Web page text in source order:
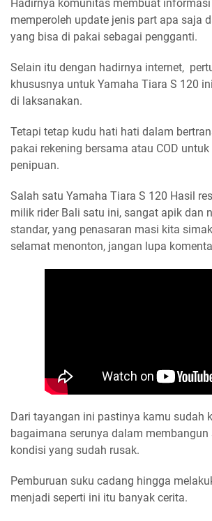
Hadirnya komunitas membuat
memperoleh update jenis part apa saja
yang bisa di pakai sebagai pengganti.
Selain itu dengan hadirnya internet,
khususnya untuk Yamaha Tiara S 120
di laksanakan.
Tetapi tetap kudu hati hati dalam
pakai rekening bersama atau COD
penipuan.
Salah satu Yamaha Tiara S 120 Hasil
milik rider Bali satu ini, sangat apik dan
standar, yang penasaran masi kita
selamat menonton, jangan lupa
Dari tayangan ini pastinya kamu sudah
bagaimana serunya dalam membangun
kondisi yang sudah rusak.
Pemburuan suku cadang hingga
menjadi seperti ini itu banyak cerita.